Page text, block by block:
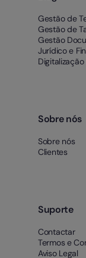
Gestão de
Gestão de
Gestão
Jurídico e
Digitalização
Sobre nós
Sobre nós
Clientes
Suporte
Contactar
Termos e
Aviso Legal